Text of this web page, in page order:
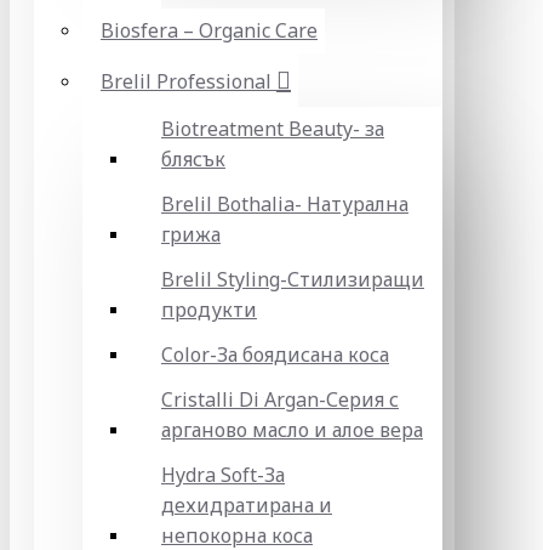
Biosfera – Organic Care
Brelil Professional
Biotreatment Beauty- за
блясък
Brelil Bothalia- Натурална
грижа
Brelil Styling-Стилизиращи
продукти
Color-За боядисана коса
Cristalli Di Argan-Серия с
арганово масло и алое вера
Hydra Soft-За
дехидратирана и
непокорна коса